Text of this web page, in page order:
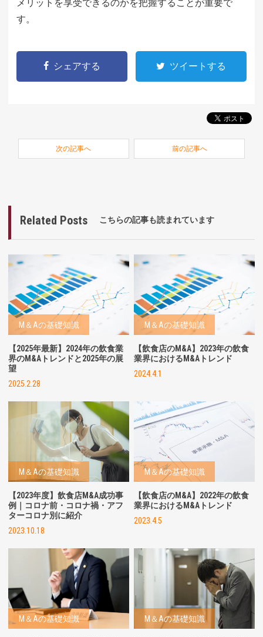
メリットを享受できるのかを把握することが重要で
す。
シェアする ツイートする
次の記事へ 前の記事へ
Related Posts こちらの記事も読まれています
M＆Aの基礎知識
【2025年最新】2024年の飲食業
界のM&Aトレンドと2025年の展
望
2025.2.28
M＆Aの基礎知識
【飲食店のM&A】2023年の飲食
業界におけるM&Aトレンド
2024.4.1
M＆Aの基礎知識
【2023年度】飲食店M&A成功事
例｜コロナ前・コロナ禍・アフ
ターコロナ別に紹介
2023.10.18
M＆Aの基礎知識
【飲食店のM&A】 2022年の飲食
業界におけるM&Aトレンド
2023.4.5
M＆Aの基礎知識 M＆Aの基礎知識